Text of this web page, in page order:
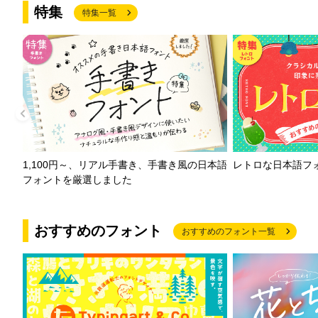
特集 特集一覧
1,100円～、リアル手書き、手書き風の日本語
フォントを厳選しました
レトロな日本語フ
おすすめのフォント おすすめのフォント一覧